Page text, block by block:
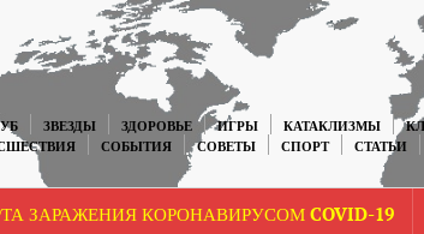
ЗВЕЗДЫ ЗДОРОВЬЕ ИГРЫ КАТАКЛИЗМЫ
СОБЫТИЯ СОВЕТЫ СПОРТ СТАТЬИ
ЗАРАЖЕНИЯ КОРОНАВИРУСОМ COVID-19